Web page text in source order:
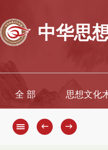
中华思
全 部 思想文化
← →